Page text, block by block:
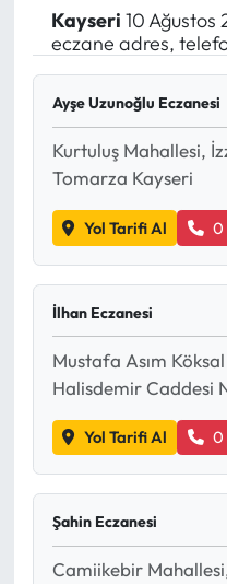
Kayseri 10
eczane adres,
Ayşe Uzunoğlu Eczanesi
Kurtuluş Mahallesi,
Tomarza Kayseri
Yol Tarifi Al 0
İlhan Eczanesi
Mustafa Asım
Halisdemir Caddesi
Yol Tarifi Al 0
Şahin Eczanesi
Camiikebir
Yargı Kararları
Araştırma-Rapor